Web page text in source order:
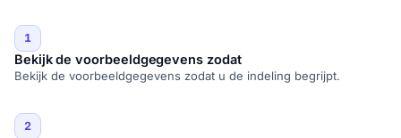
1
Bekijk de voorbeeldgegevens zodat
Bekijk de voorbeeldgegevens zodat u de indeling begrijpt.
2